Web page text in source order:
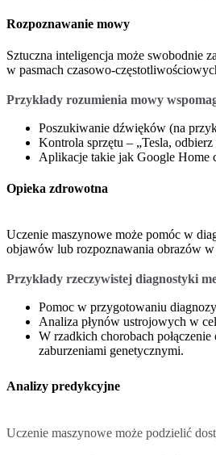
Rozpoznawanie mowy
Sztuczna inteligencja może swobodnie
w pasmach czasowo-
Przykłady rozumienia mowy
Poszukiwanie dźwięków (na
Kontrola sprzętu – „Tesla,
Aplikacje takie jak Google Home
Opieka zdrowotna
Uczenie maszynowe może pomóc w
objawów lub rozpoznawania obrazów
Przykłady rzeczywistej diagnostyki
Pomoc w przygotowaniu
Analiza płynów ustrojowych w
W rzadkich chorobach
zaburzeniami genetycznymi.
Analizy predykcyjne
Uczenie maszynowe może podzielić